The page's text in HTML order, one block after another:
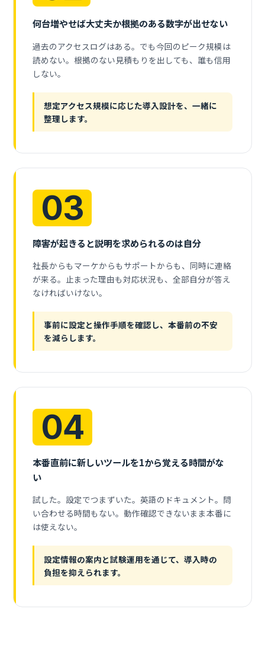
何台増やせば大丈夫か根拠のある数字が出せない
過去のアクセスログはある。でも今回のピーク規模は
読めない。根拠のない見積もりを出しても、誰も信用
しない。
想定アクセス規模に応じた導入設計を、一緒に
整理します。
03
障害が起きると説明を求められるのは自分
社長からもマーケからもサポートからも、同時に連絡
が来る。止まった理由も対応状況も、全部自分が答え
なければいけない。
事前に設定と操作手順を確認し、本番前の不安
を減らします。
04
本番直前に新しいツールを1から覚える時間がな
い
試した。設定でつまずいた。英語のドキュメント。問
い合わせる時間もない。動作確認できないまま本番に
は使えない。
設定情報の案内と試験運用を通じて、導入時の
負担を抑えられます。